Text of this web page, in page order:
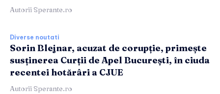
Autorii Sperante.ro
Diverse noutati
Sorin Blejnar, acuzat de corupție, primește
susținerea Curții de Apel București, în ciuda
recentei hotărâri a CJUE
Autorii Sperante.ro